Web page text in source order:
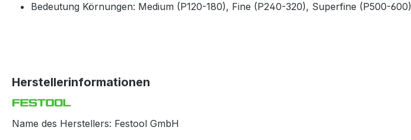
Bedeutung Körnungen: Medium (P120-180), Fine (P240-320), Superfine (P500-600)
Herstellerinformationen
Name des Herstellers: Festool GmbH